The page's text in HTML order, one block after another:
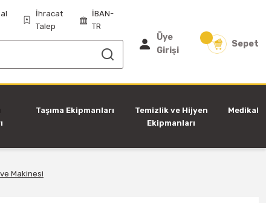
İhracat
Talep
İBAN-
TR
Üye
Girişi
Sepet
Taşıma Ekipmanları
Temizlik ve Hijyen
Ekipmanları
Medikal
Makinesi